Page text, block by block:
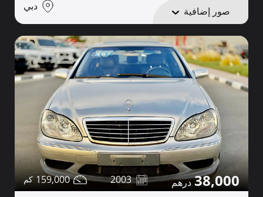
صور إضافية دبي
38,000
2003
159,000